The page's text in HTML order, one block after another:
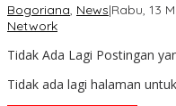
Bogoriana, News|Rabu, 13
Network
Tidak Ada Lagi Postingan
Tidak ada lagi halaman